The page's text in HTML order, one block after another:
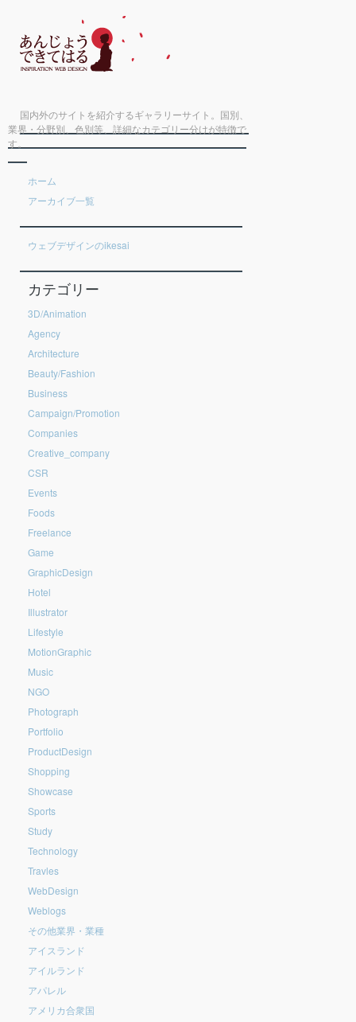
国内外のサイトを紹介するギャラリーサイト。国別、
業界・分野別、色別等、詳細なカテゴリー分けが特徴で
す。
ホーム
アーカイブ一覧
ウェブデザインのikesai
カテゴリー
3D/Animation
Agency
Architecture
Beauty/Fashion
Business
Campaign/Promotion
Companies
Creative_company
CSR
Events
Foods
Freelance
Game
GraphicDesign
Hotel
Illustrator
Lifestyle
MotionGraphic
Music
NGO
Photograph
Portfolio
ProductDesign
Shopping
Showcase
Sports
Study
Technology
Travles
WebDesign
Weblogs
その他業界・業種
アイスランド
アイルランド
アパレル
アメリカ合衆国